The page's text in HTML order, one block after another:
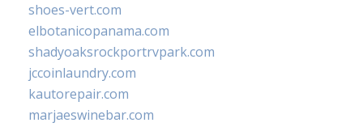
shoes-vert.com
elbotanicopanama.com
shadyoaksrockportrvpark.com
jccoinlaundry.com
kautorepair.com
marjaeswinebar.com